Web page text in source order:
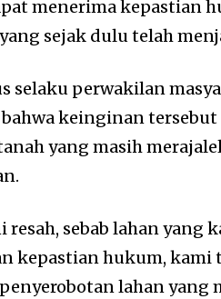
menerima kepastian
sejak dulu telah
selaku perwakilan
keinginan
yang masih
resah, sebab lahan
kepastian hukum, kami
lahan yang